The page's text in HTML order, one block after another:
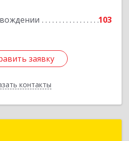
103
заявку
контакты
Подробнее
заявку
Назад